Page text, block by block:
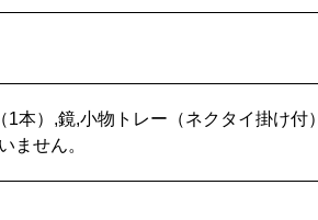
本）,鏡,小物トレー（ネクタイ掛け付）
ません。